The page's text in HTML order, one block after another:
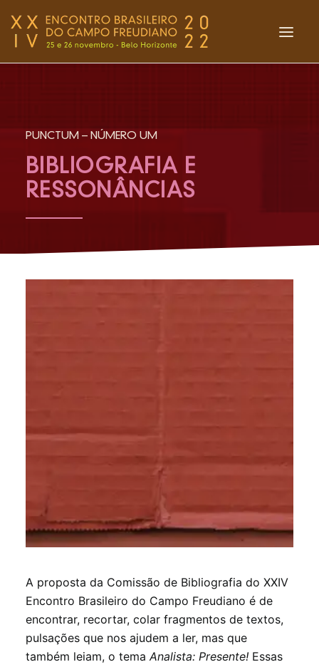
BOLETIM PUNCTUM
ENTREVISTAS
ACOLHIMENTO
PUNCTUM – NÚMERO UM
BIBLIOGRAFIA E
RESSONÂNCIAS
A proposta da Comissão de Bibliografia do XXIV
Encontro Brasileiro do Campo Freudiano é de
encontrar, recortar, colar fragmentos de textos,
pulsações que nos ajudem a ler, mas que
também leiam, o temaAnalista: Presente! Essas